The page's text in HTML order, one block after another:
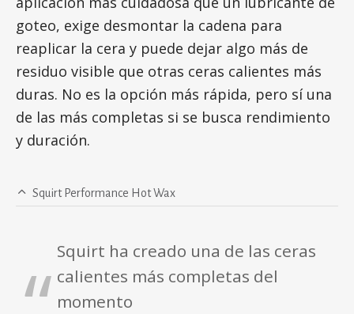
goteo, exige desmontar la cadena para
reaplicar la cera y puede dejar algo más de
residuo visible que otras ceras calientes más
duras. No es la opción más rápida, pero sí una
de las más completas si se busca rendimiento
y duración.
Squirt Performance Hot Wax
Squirt ha creado una de las ceras
calientes más completas del
momento